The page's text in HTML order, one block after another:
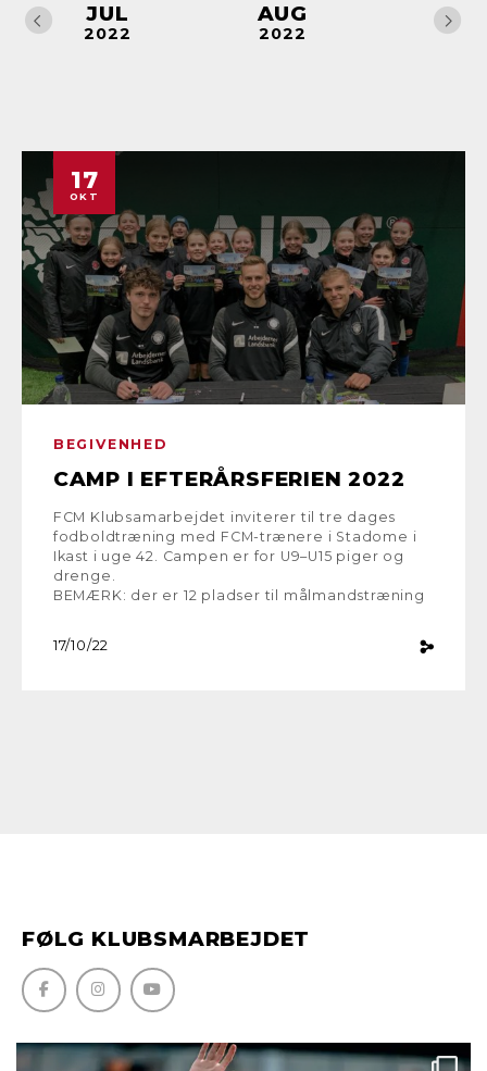
JUL
2022
AUG
2022
SEP
2022
17
OKT
BEGIVENHED
CAMP I EFTERÅRSFERIEN 2022
FCM Klubsamarbejdet inviterer til tre dages
fodboldtræning med FCM-trænere i Stadome i
Ikast i uge 42. Campen er for U9–U15 piger og
drenge.
BEMÆRK: der er 12 pladser til målmandstræning
17/10/22
FØLG KLUBSMARBEJDET